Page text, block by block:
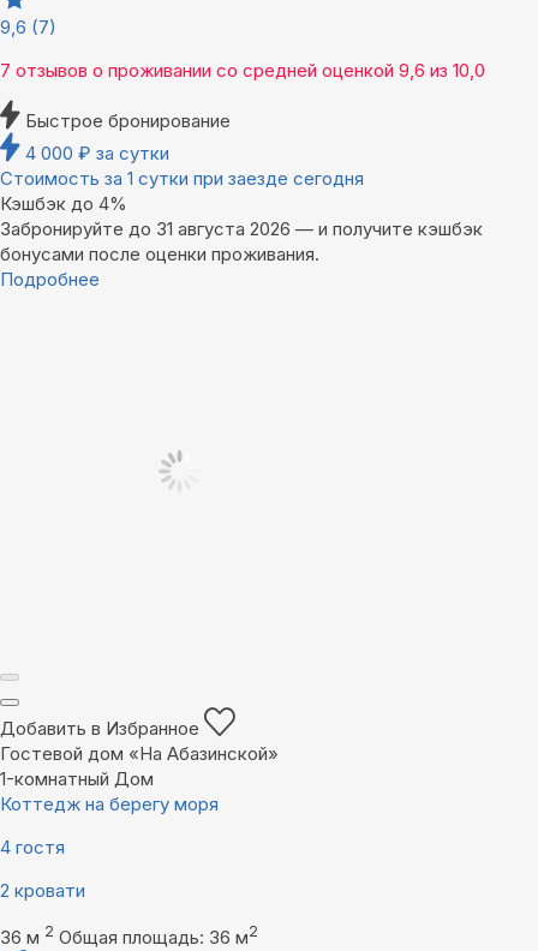
9,6 (7)
7 отзывов о проживании со средней оценкой 9,6 из 10,0
Быстрое бронирование
4 000 ₽ за сутки
Стоимость за 1 сутки при заезде сегодня
Кэшбэк до 4%
Забронируйте до 31 августа 2026 — и получите кэшбэк
бонусами после оценки проживания.
Подробнее
Добавить в Избранное
Гостевой дом «На Абазинской»
1-комнатный Дом
Коттедж на берегу моря
4 гостя
2 кровати
36 м 2 Общая площадь: 36 м2